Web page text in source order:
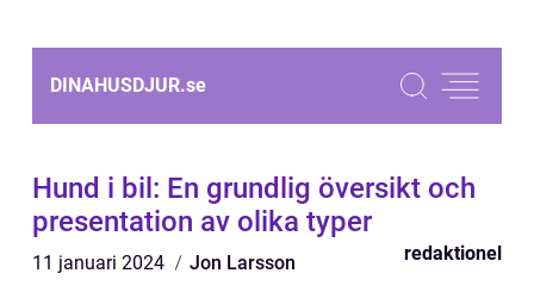
DINAHUSDJUR.se
Hund i bil: En grundlig översikt och
presentation av olika typer
11 januari 2024 Jon Larsson redaktionel